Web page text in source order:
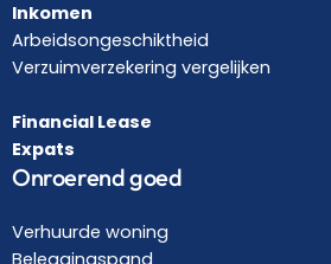
Inkomen
Arbeidsongeschiktheid
Verzuimverzekering vergelijken
Financial Lease
Expats
Onroerend goed
Verhuurde woning